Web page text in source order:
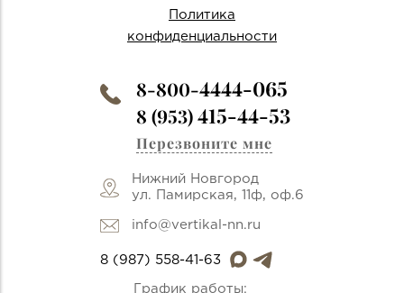
Политика
конфиденциальности
8-800-4444-065
8 (953)415-44-53
Перезвоните мне
Нижний Новгород
ул. Памирская, 11ф, оф.6
info@vertikal-nn.ru
8 (987) 558-41-63
График работы: